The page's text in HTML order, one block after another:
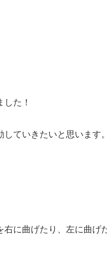
た！
ていきたいと思います。
右に曲げたり、左に曲げ